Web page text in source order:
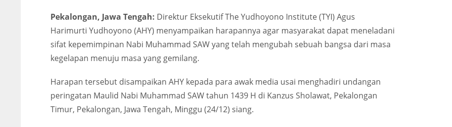
Pekalongan, Jawa Tengah: Direktur Eksekutif The Yudhoyono Institute (TYI) Agus
Harimurti Yudhoyono (AHY) menyampaikan harapannya agar masyarakat dapat meneladani
sifat kepemimpinan Nabi Muhammad SAW yang telah mengubah sebuah bangsa dari masa
kegelapan menuju masa yang gemilang.
Harapan tersebut disampaikan AHY kepada para awak media usai menghadiri undangan
peringatan Maulid Nabi Muhammad SAW tahun 1439 H di Kanzus Sholawat, Pekalongan
Timur, Pekalongan, Jawa Tengah, Minggu (24/12) siang.